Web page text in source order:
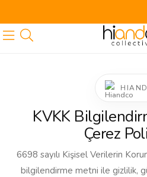
KVKK
Çerez
6698 sayılı Kişisel Verilerin
bilgilendirme metni ile gizlilik,